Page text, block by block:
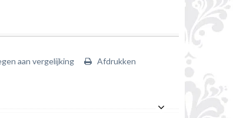
aan vergelijking Afdrukken